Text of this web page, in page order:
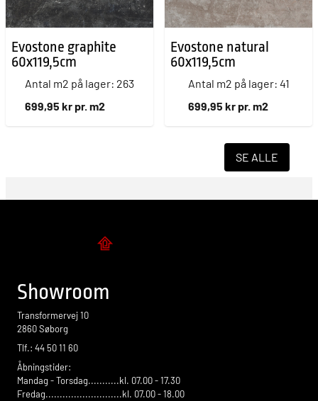
Evostone graphite
60x119,5cm
Antal m2 på lager: 263
699,95 kr pr. m2
Evostone natural
60x119,5cm
Antal m2 på lager: 41
699,95 kr pr. m2
SE ALLE
Showroom
Transformervej 10
2860 Søborg
Tlf.: 44 50 11 60
Åbningstider:
Mandag - Torsdag...........kl. 07.00 - 17.30
Fredag...........................kl. 07.00 - 18.00